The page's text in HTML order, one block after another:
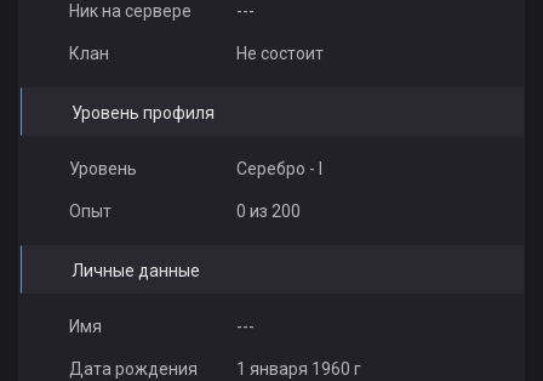
Ник на сервере ---
Клан Не состоит
Уровень профиля
Уровень Серебро - I
Опыт 0 из 200
Личные данные
Имя ---
Дата рождения 1 января 1960 г